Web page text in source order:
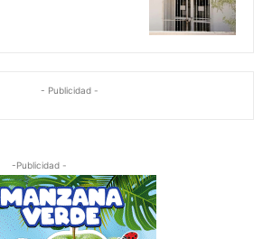
- Publicidad -
-Publicidad -